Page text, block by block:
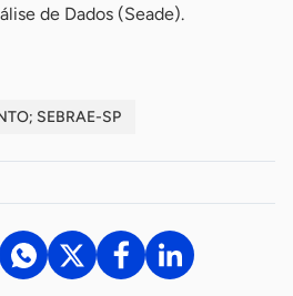
de Dados (Seade).
SEBRAE-SP